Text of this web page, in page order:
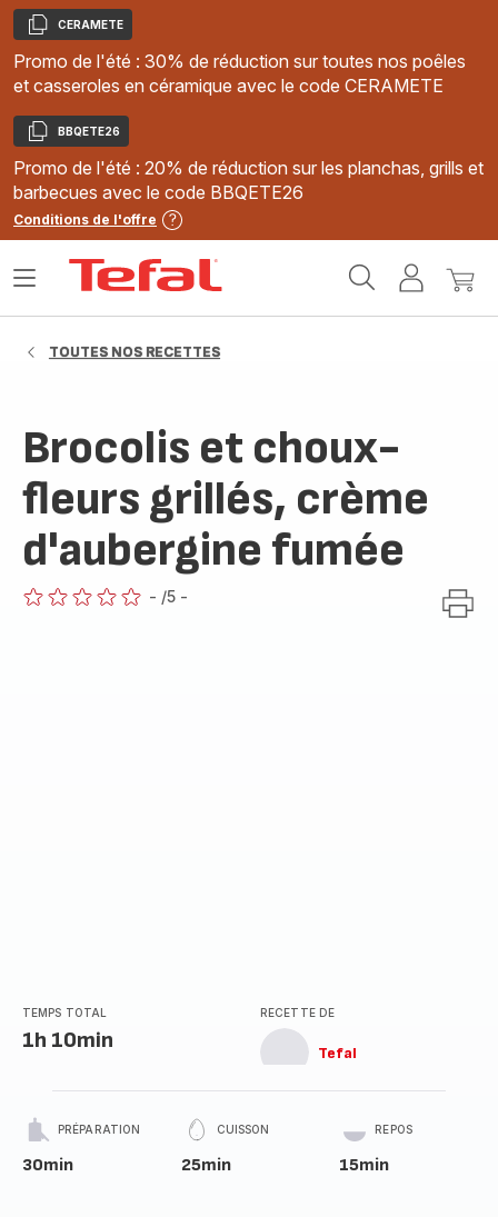
Copier
CERAMETE
Promo de l'été : 30% de réduction sur toutes nos poêles
et casseroles en céramique avec le code CERAMETE
Copier
BBQETE26
Promo de l'été : 20% de réduction sur les planchas, grills et
barbecues avec le code BBQETE26
Conditions de l'offre
MonMon
Ouvrir
TOUTES NOS RECETTES
Brocolis et choux-
fleurs grillés, crème
d'aubergine fumée
- /5 -
TEMPS TOTAL
1h 10min
RECETTE DE
Tefal
PRÉPARATION
30min
CUISSON
25min
REPOS
15min